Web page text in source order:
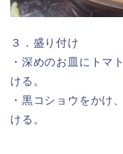
３．盛り付け
・深めのお皿にトマ
ける。
・黒コショウをかけ
ける。